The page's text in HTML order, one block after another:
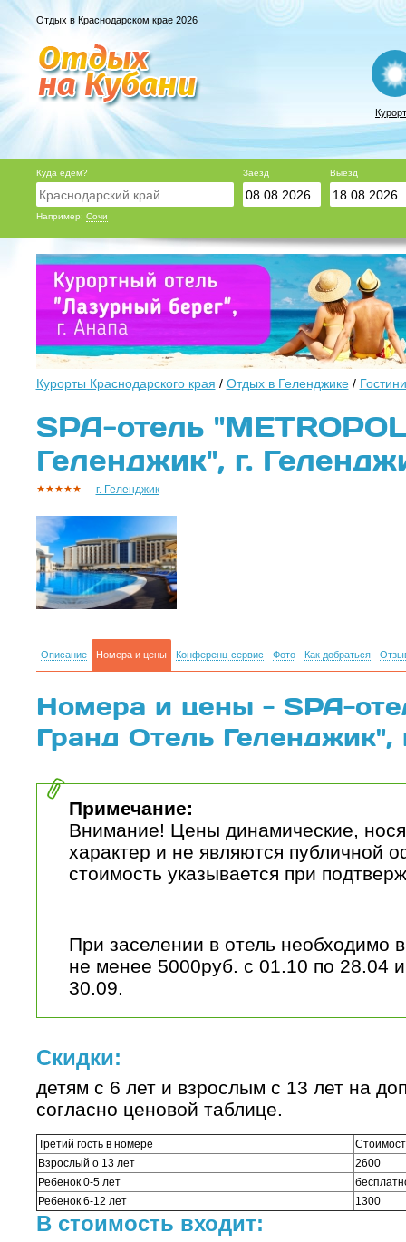
Отдых в Краснодарском крае 2026
Куда едем?
Например: Сочи
Заезд Выезд
Курорты Краснодарского края / Отдых в Геленджике/
SPA-отель
Геленджик", г.
г. Геленджик
Описание Номера и цены Конференц-сервис Фото Как добраться
Номера и цены - SPA-
Гранд Отель Геленджик",
Примечание:
Внимание! Цены динамические,
характер и не являются публичной
стоимость указывается при
При заселении в отель необходимо
не менее 5000руб. с 01.10 по 28.04
30.09.
Скидки:
детям с 6 лет и взрослым с 13 лет на
согласно ценовой таблице.
Третий гость в номере
Взрослый о 13 лет
2600
Ребенок 0-5 лет
Ребенок 6-12 лет
1300
В стоимость входит: